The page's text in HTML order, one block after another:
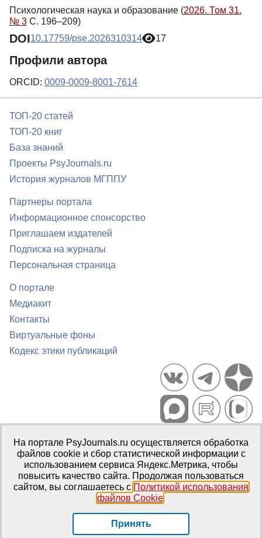
Психологическая наука и образование (2026. Том 31.
№ 3 С. 196–209)
DOI10.17759/pse.2026310314 17
Профили автора
ORCID: 0009-0009-8001-7614
ТОП-20 статей
ТОП-20 книг
База знаний
Проекты PsyJournals.ru
История журналов МГППУ
Партнеры портала
Информационное спонсорство
Приглашаем издателей
Подписка на журналы
Персональная страница
О портале
Медиакит
Контакты
Виртуальные фоны
Кодекс этики публикаций
Портал психологических изданий PsyJournals.ru, 2007–2026
Правила использования материалов
Свидетельство регистрации СМИЭл № ФС77-66447 от 14 июля
2016 г.
Издатель: ФГБОУ ВО МГППУ
На портале PsyJournals.ru осуществляется обработка
файлов cookie и сбор статистической информации с
использованием сервиса Яндекс.Метрика, чтобы
повысить качество сайта. Продолжая пользоваться
сайтом, вы соглашаетесь с Политикой использования
файлов Cookie.
Принять